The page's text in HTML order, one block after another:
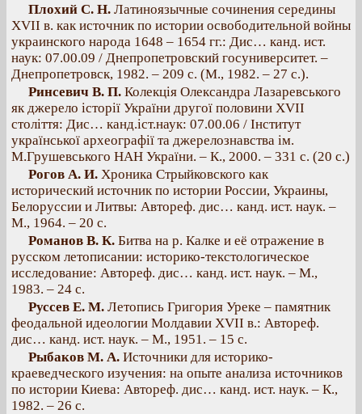
Плохий С. Н. Латиноязычные сочинения середины
XVII в. как источник по истории освободительной войны
украинского народа 1648 – 1654 гг.: Дис… канд. ист.
наук: 07.00.09 / Днепропетровский госуниверситет. –
Днепропетровск, 1982. – 209 с. (М., 1982. – 27 с.).
Ринсевич В. П. Колекція Олександра Лазаревського
як джерело історії України другої половини XVII
століття: Дис… канд.іст.наук: 07.00.06 / Інститут
української археографії та джерелознавства ім.
М.Грушевського НАН України. – К., 2000. – 331 с. (20 с.)
Рогов А. И. Хроника Стрыйковского как
исторический источник по истории России, Украины,
Белоруссии и Литвы: Автореф. дис… канд. ист. наук. –
М., 1964. – 20 с.
Романов В. К. Битва на р. Калке и её отражение в
русском летописании: историко-текстологическое
исследование: Автореф. дис… канд. ист. наук. – М.,
1983. – 24 с.
Руссев Е. М. Летопись Григория Уреке – памятник
феодальной идеологии Молдавии XVII в.: Автореф.
дис… канд. ист. наук. – М., 1951. – 15 с.
Рыбаков М. А. Источники для историко-
краеведческого изучения: на опыте анализа источников
по истории Киева: Автореф. дис… канд. ист. наук. – К.,
1982. – 26 с.